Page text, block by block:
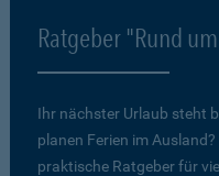
Ratgeber "Rund
Ihr nächster Urlaub steht
planen Ferien im
praktische Ratgeber für